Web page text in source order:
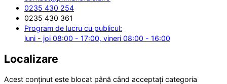
0235 430 254
0235 430 361
Program de lucru cu publicul:
luni - joi 08:00 - 17:00, vineri 08:00 - 16:00
Localizare
Acest conținut este blocat până când acceptați categoria